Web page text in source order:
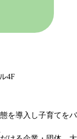
4F
を導入し子育てをバ